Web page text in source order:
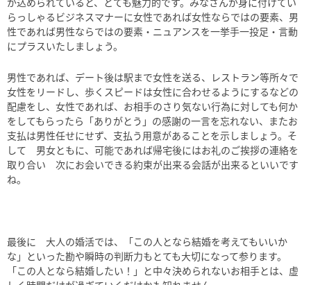
らっしゃるビジネスマナーに女性であれば女性ならではの要素、男
性であれば男性ならではの要素・ニュアンスを一挙手一投足・言動
にプラスいたしましょう。
男性であれば、デート後は駅まで女性を送る、レストラン等所々で
女性をリードし、歩くスピードは女性に合わせるようにするなどの
配慮をし、女性であれば、お相手のさり気ない行為に対しても何か
をしてもらったら「ありがとう」の感謝の一言を忘れない、またお
支払は男性任せにせず、支払う用意があることを示しましょう。そ
して 男女ともに、可能であれば帰宅後にはお礼のご挨拶の連絡を
取り合い 次にお会いできる約束が出来る会話が出来るといいです
ね。
最後に 大人の婚活では、「この人となら結婚を考えてもいいか
な」といった勘や瞬時の判断力もとても大切になって参ります。
「この人となら結婚したい！」と中々決められないお相手とは、虚